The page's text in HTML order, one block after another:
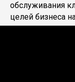
обслуживания
целей бизнеса